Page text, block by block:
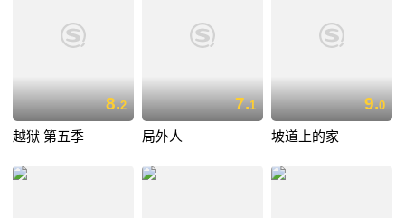
8.2
越狱 第五季
7.1
局外人
9.0
坡道上的家